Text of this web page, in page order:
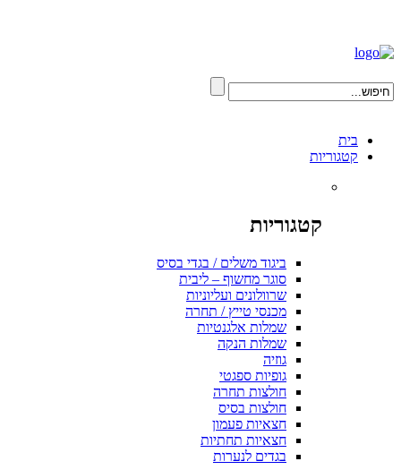
בית
קטגוריות
קטגוריות
ביגוד משלים / בגדי בסיס
סוגר מחשוף – ליבית
שרוולונים ועליוניות
מכנסי טייץ / תחרה
שמלות אלגנטיות
שמלות הנקה
גוזיה
גופיות ספגטי
חולצות תחרה
חולצות בסיס
חצאיות פעמון
חצאיות תחתיות
בגדים לנערות